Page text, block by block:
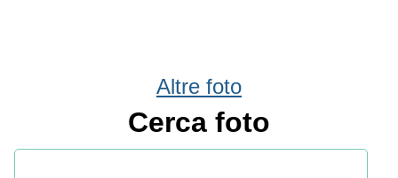
Altre foto
Cerca foto